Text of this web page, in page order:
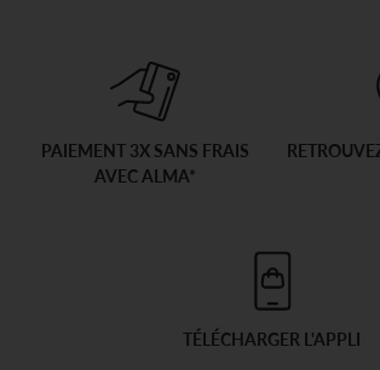
PAIEMENT 3X SANS FRAIS
AVEC ALMA*
TÉLÉCHARGER L'APPLI